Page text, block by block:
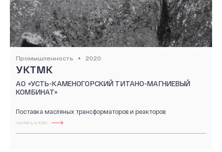
Промышленность 2020
УКТМК
АО «УСТЬ-КАМЕНОГОРСКИЙ ТИТАНО-МАГНИЕВЫЙ
КОМБИНАТ»
Поставка масляных трансформаторов и реакторов
ЧИТАТЬ КЕЙС